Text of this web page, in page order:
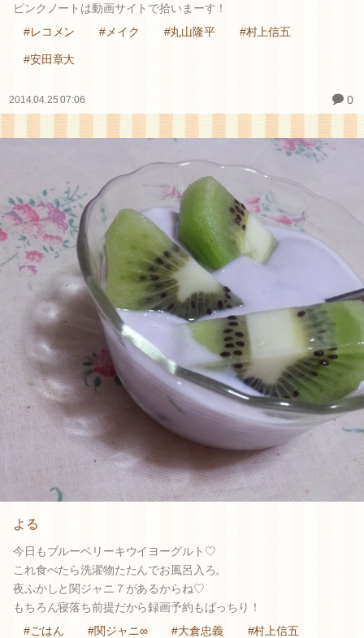
ピンクノートは動画サイトで拾いまーす！
#レコメン
#メイク #丸山隆平 #村上信五
#安田章大
2014.04.25 07:06 0
よる
今日もブルーベリーキウイヨーグルト♡
これ食べたら洗濯物たたんでお風呂入ろ。
夜ふかしと関ジャニ７があるからね♡
もちろん寝落ち前提だから録画予約もばっちり！
#ごはん
#関ジャニ∞ #大倉忠義 #村上信五